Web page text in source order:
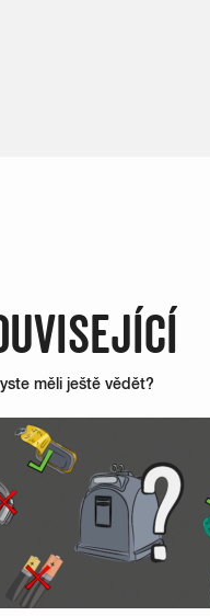
měli ještě vědět?